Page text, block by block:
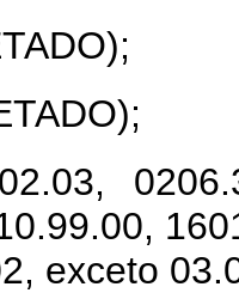
exceto